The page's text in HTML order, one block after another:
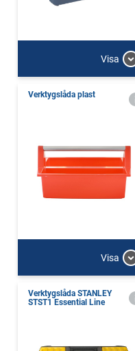
Visa
Verktygslåda plast
Visa
Verktygslåda STANLEY
STST1 Essential Line